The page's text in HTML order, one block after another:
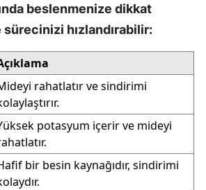
beslenmenize dikkat
hızlandırabilir:
rahatlatır ve sindirimi
potasyum içerir ve mideyi
bir besin kaynağıdır, sindirimi